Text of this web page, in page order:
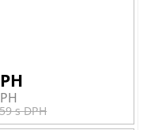
s DPH